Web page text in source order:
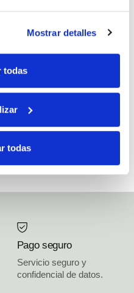
Mostrar detalles
todas
todas
destinatarios: proveedor de
adicional.
AHORA
Pago seguro
Servicio seguro y
confidencial de datos.